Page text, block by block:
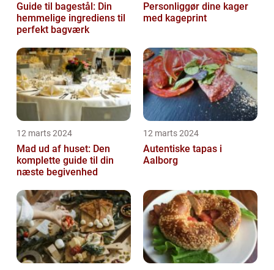
Guide til bagestål: Din
hemmelige ingrediens til
perfekt bagværk
Personliggør dine kager
med kageprint
12 marts 2024
Mad ud af huset: Den
komplette guide til din
næste begivenhed
12 marts 2024
Autentiske tapas i
Aalborg